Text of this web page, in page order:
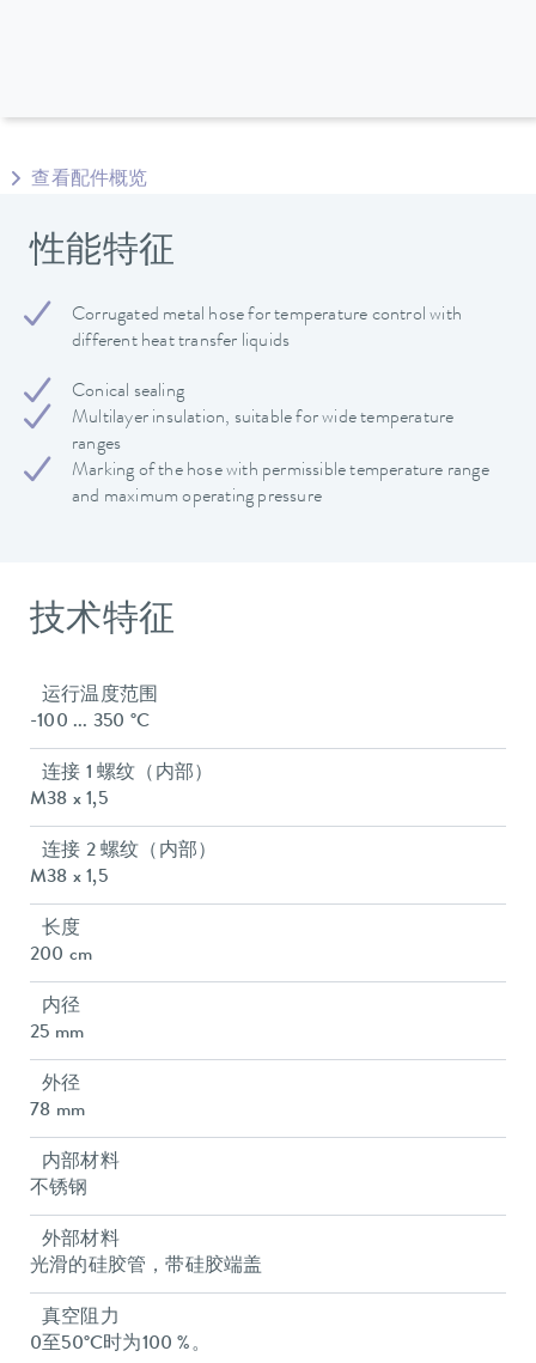
查看配件概览
性能特征
Corrugated metal hose for temperature control with
different heat transfer liquids
Conical sealing
Multilayer insulation, suitable for wide temperature
ranges
Marking of the hose with permissible temperature range
and maximum operating pressure
技术特征
运行温度范围
-100 ... 350 °C
连接 1 螺纹（内部）
M38 x 1,5
连接 2 螺纹（内部）
M38 x 1,5
长度
200 cm
内径
25 mm
外径
78 mm
内部材料
不锈钢
外部材料
光滑的硅胶管，带硅胶端盖
真空阻力
0至50°C时为100 %。